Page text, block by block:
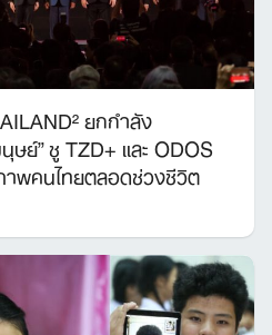
ยกกำลัง
ษย์” ชู TZD+ และ ODOS
พคนไทยตลอดช่วงชีวิต